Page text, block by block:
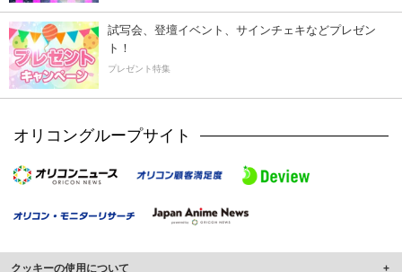
試写会、登壇イベント、サインチェキなどプレゼン
ト！
プレゼント特集
オリコングループサイト
クッキーの使用について